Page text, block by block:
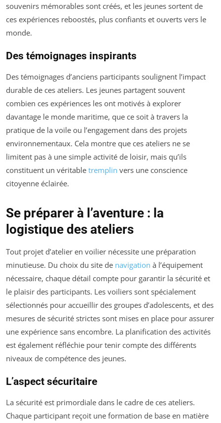
souvenirs mémorables sont créés, et les jeunes sortent de
ces expériences reboostés, plus confiants et ouverts vers le
monde.
Des témoignages inspirants
Des témoignages d’anciens participants soulignent l’impact
durable de ces ateliers. Les jeunes partagent souvent
combien ces expériences les ont motivés à explorer
davantage le monde maritime, que ce soit à travers la
pratique de la voile ou l’engagement dans des projets
environnementaux. Cela montre que ces ateliers ne se
limitent pas à une simple activité de loisir, mais qu’ils
constituent un véritable tremplin vers une conscience
citoyenne éclairée.
Se préparer à l’aventure : la
logistique des ateliers
Tout projet d’atelier en voilier nécessite une préparation
minutieuse. Du choix du site de navigation à l’équipement
nécessaire, chaque détail compte pour garantir la sécurité et
le plaisir des participants. Les voiliers sont spécialement
sélectionnés pour accueillir des groupes d’adolescents, et des
mesures de sécurité strictes sont mises en place pour assurer
une expérience sans encombre. La planification des activités
est également réfléchie pour tenir compte des différents
niveaux de compétence des jeunes.
L’aspect sécuritaire
La sécurité est primordiale dans le cadre de ces ateliers.
Chaque participant reçoit une formation de base en matière